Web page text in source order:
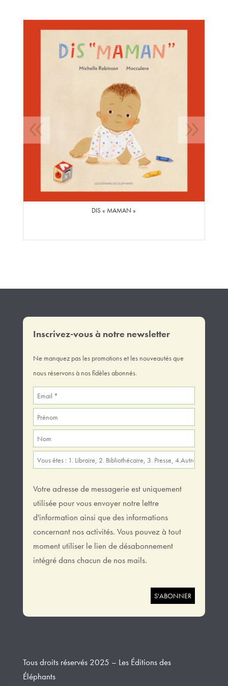
DIS « MAMAN »
Inscrivez-vous à notre newsletter
Ne manquez pas les promotions et les nouveautés que
nous réservons à nos fidèles abonnés.
Votre adresse de messagerie est uniquement
utilisée pour vous envoyer notre lettre
d'information ainsi que des informations
concernant nos activités. Vous pouvez à tout
moment utiliser le lien de désabonnement
intégré dans chacun de nos mails.
Tous droits réservés 2025 – Les Éditions des
Éléphants